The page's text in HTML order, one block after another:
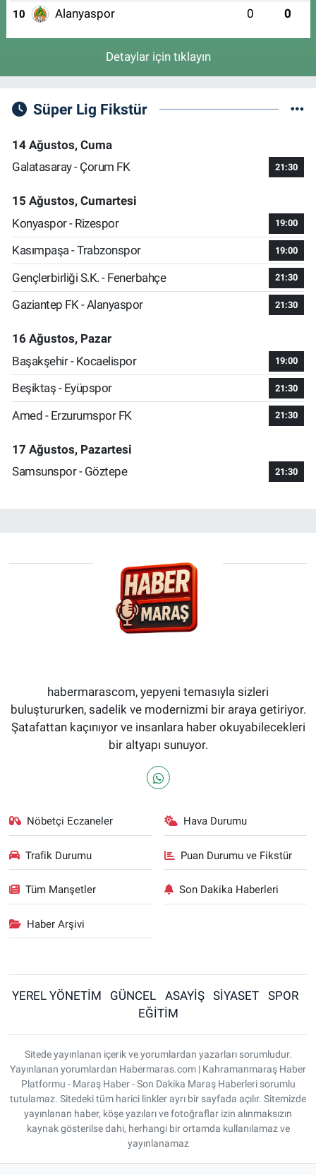
10 Alanyaspor 0 0
Detaylar için tıklayın
Süper Lig Fikstür
14 Ağustos, Cuma
Galatasaray - Çorum FK
21:30
15 Ağustos, Cumartesi
Konyaspor - Rizespor
19:00
Kasımpaşa - Trabzonspor 19:00
Gençlerbirliği S.K. - Fenerbahçe 21:30
Gaziantep FK - Alanyaspor 21:30
16 Ağustos, Pazar
Başakşehir - Kocaelispor
19:00
Beşiktaş - Eyüpspor 21:30
Amed - Erzurumspor FK 21:30
17 Ağustos, Pazartesi
Samsunspor - Göztepe
21:30
habermarascom, yepyeni temasıyla sizleri
buluştururken, sadelik ve modernizmi bir araya getiriyor.
Şatafattan kaçınıyor ve insanlara haber okuyabilecekleri
bir altyapı sunuyor.
Nöbetçi Eczaneler Hava Durumu
Trafik Durumu Puan Durumu ve Fikstür
Tüm Manşetler Son Dakika Haberleri
Haber Arşivi
YEREL YÖNETİM GÜNCEL ASAYİŞ SİYASET
SPOR
EĞİTİM
Sitede yayınlanan içerik ve yorumlardan yazarları sorumludur.
Yayınlanan yorumlardan Habermaras.com | Kahramanmaraş Haber
Platformu - Maraş Haber - Son Dakika Maraş Haberleri sorumlu
tutulamaz. Sitedeki tüm harici linkler ayrı bir sayfada açılır. Sitemizde
yayınlanan haber, köşe yazıları ve fotoğraflar izin alınmaksızın
kaynak gösterilse dahi, herhangi bir ortamda kullanılamaz ve
yayınlanamaz